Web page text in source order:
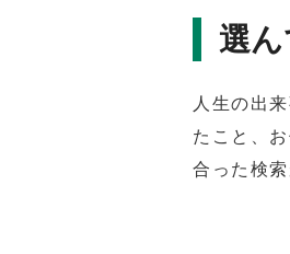
選
人生の出
たこと、
合った検索